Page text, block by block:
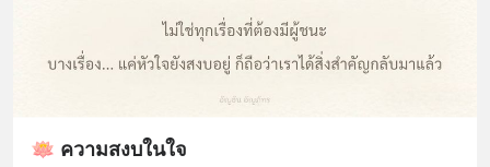
🪷 ความสงบในใจ